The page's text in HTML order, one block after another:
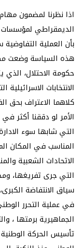
اذا نظرنا لمضمون
الديمقراطي لمؤسسات
بأن العملية
هذه السياسة وضعت
حكومة الاحتلال،
الانتخابات
كلاهما الاعتراف
الأمر لو دققنا
التي شابها سوء
المناسب في المكان
الاتحادات الشعبية
التي جرى تفريغها،
سياق الانتفاضة
في عملية التحرر
الجماهيرية برمتها ،
تأسيس الحركة